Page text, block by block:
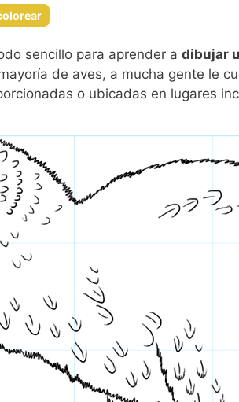
sencillo para aprender a dibujar
de aves, a mucha gente le
o ubicadas en lugares